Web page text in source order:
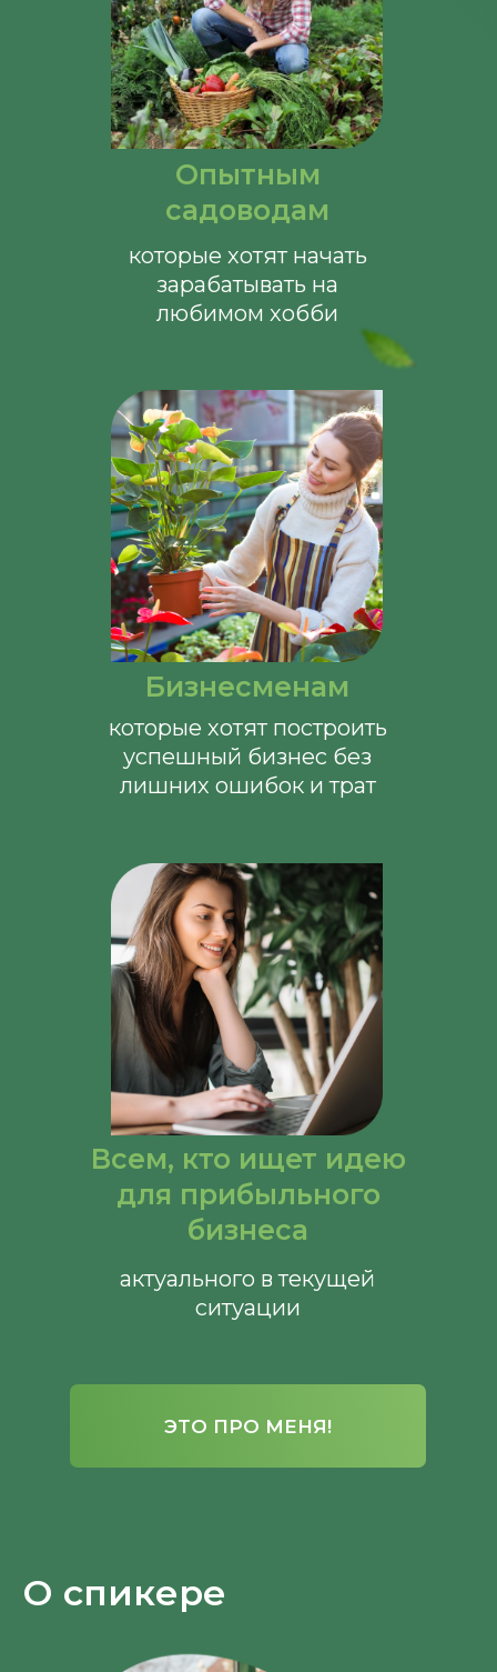
которые хотят построить
успешный бизнес без
лишних ошибок и трат
Бизнесменам
которые хотят начать
зарабатывать на
любимом хобби
актуального в текущей
ситуации
Опытным
садоводам
Всем, кто ищет идею
для прибыльного
бизнеса
ЭТО ПРО МЕНЯ!
О спикере